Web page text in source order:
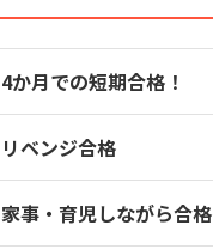
4か月での短期合格！
リベンジ合格
家事・育児しながら合格